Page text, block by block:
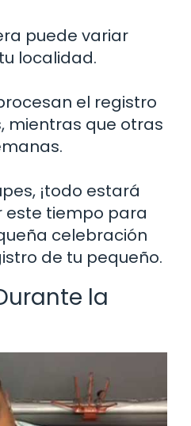
puede variar
localidad.
el registro
mientras que otras
¡todo estará
este tiempo para
celebración
de tu pequeño.
la